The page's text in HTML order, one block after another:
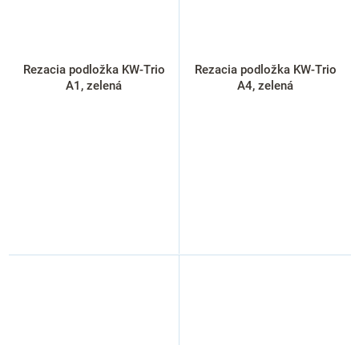
Rezacia podložka KW-Trio
A1, zelená
Rezacia podložka KW-Trio
A4, zelená